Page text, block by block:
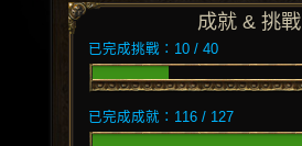
成就 & 挑戰
已完成挑戰：10 / 40
已完成成就：116 / 127